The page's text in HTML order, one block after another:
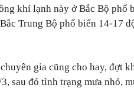
khí lạnh này ở Bắc Bộ phổ
Trung Bộ phổ biến 14-17
gia cũng cho hay, đợt
sau đó tình trạng mưa nhỏ,